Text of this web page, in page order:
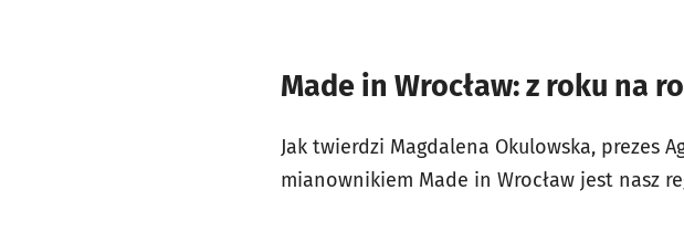
Made in Wrocław: z roku na
Jak twierdzi Magdalena Okulowska, prezes
mianownikiem Made in Wrocław jest nasz